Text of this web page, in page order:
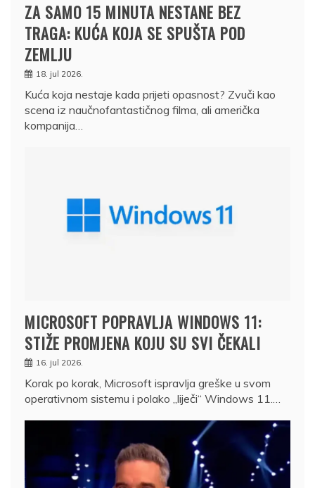
ZA SAMO 15 MINUTA NESTANE BEZ
TRAGA: KUĆA KOJA SE SPUŠTA POD
ZEMLJU
18. jul 2026.
Kuća koja nestaje kada prijeti opasnost? Zvuči kao
scena iz naučnofantastičnog filma, ali američka
kompanija…
MICROSOFT POPRAVLJA WINDOWS 11:
STIŽE PROMJENA KOJU SU SVI ČEKALI
16. jul 2026.
Korak po korak, Microsoft ispravlja greške u svom
operativnom sistemu i polako „liječi“ Windows 11.…